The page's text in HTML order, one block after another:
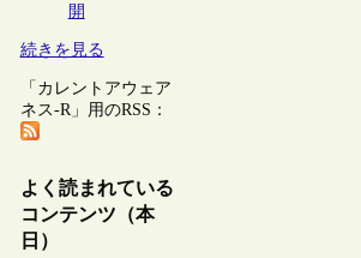
開
続きを見る
「カレントアウェア
ネス-R」用のRSS：
よく読まれている
コンテンツ（本
日）